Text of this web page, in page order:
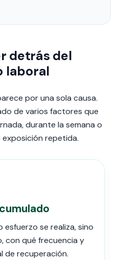
detrás del
laboral
por una sola causa.
de varios factores que
durante la semana o
repetida.
se realiza, sino
con qué frecuencia y
de recuperación.